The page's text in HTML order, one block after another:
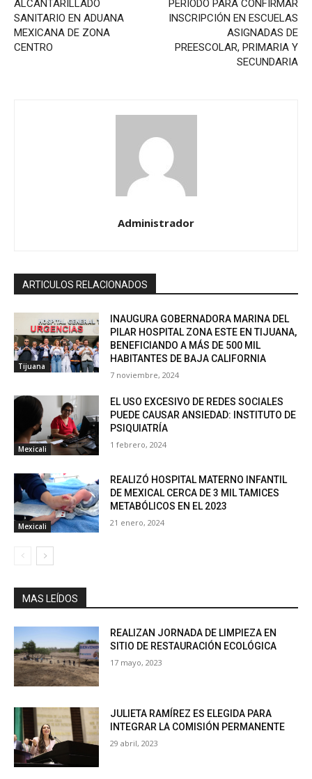
ALCANTARILLADO
SANITARIO EN ADUANA
MEXICANA DE ZONA
CENTRO
PERIODO PARA CONFIRMAR
INSCRIPCIÓN EN ESCUELAS
ASIGNADAS DE
PREESCOLAR, PRIMARIA Y
SECUNDARIA
Administrador
ARTICULOS RELACIONADOS
Tijuana
INAUGURA GOBERNADORA MARINA DEL
PILAR HOSPITAL ZONA ESTE EN TIJUANA,
BENEFICIANDO A MÁS DE 500 MIL
HABITANTES DE BAJA CALIFORNIA
7 noviembre, 2024
Mexicali
EL USO EXCESIVO DE REDES SOCIALES
PUEDE CAUSAR ANSIEDAD: INSTITUTO DE
PSIQUIATRÍA
1 febrero, 2024
Mexicali
REALIZÓ HOSPITAL MATERNO INFANTIL
DE MEXICAL CERCA DE 3 MIL TAMICES
METABÓLICOS EN EL 2023
21 enero, 2024
MAS LEÍDOS
REALIZAN JORNADA DE LIMPIEZA EN
SITIO DE RESTAURACIÓN ECOLÓGICA
17 mayo, 2023
JULIETA RAMÍREZ ES ELEGIDA PARA
INTEGRAR LA COMISIÓN PERMANENTE
29 abril, 2023